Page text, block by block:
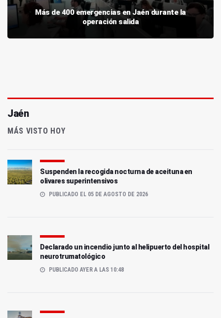
Más de 400 emergencias en Jaén durante la
operación salida
Jaén
MÁS VISTO HOY
Suspenden la recogida nocturna de aceituna en
olivares superintensivos
PUBLICADO EL 05 DE AGOSTO DE 2026
Declarado un incendio junto al helipuerto del hospital
neurotrumatológico
PUBLICADO AYER A LAS 10:48